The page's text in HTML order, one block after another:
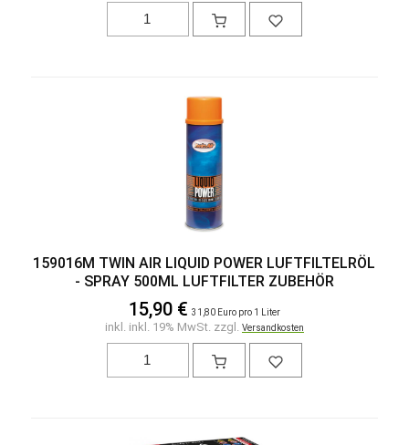
159016M TWIN AIR LIQUID POWER LUFTFILTELRÖL
- SPRAY 500ML LUFTFILTER ZUBEHÖR
15,90 € 31,80 Euro pro 1 Liter
inkl. inkl. 19% MwSt. zzgl. Versandkosten